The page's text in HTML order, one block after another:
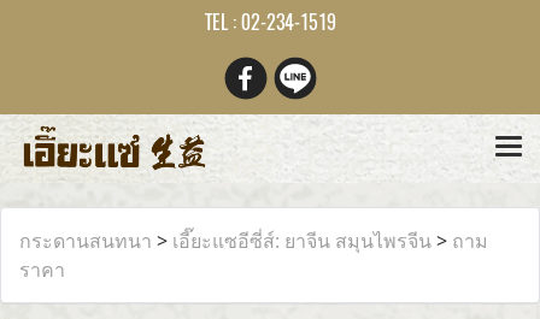
TEL : 02-234-1519
กระดานสนทนา > เอี๊ยะแซอีซี่ส์: ยาจีน สมุนไพรจีน> ถาม
ราคา